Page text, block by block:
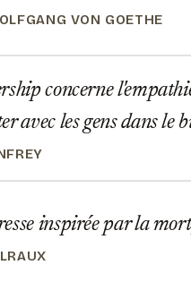
VON GOETHE
concerne
avec les gens dans
inspirée par la